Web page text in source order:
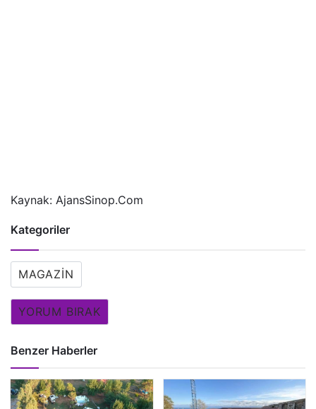
Kaynak: AjansSinop.Com
Kategoriler
MAGAZIN
YORUM BIRAK
Benzer Haberler